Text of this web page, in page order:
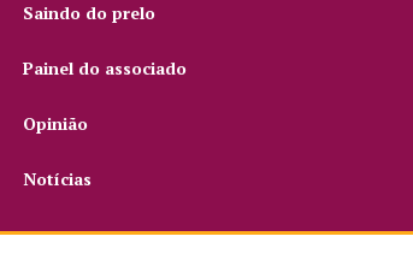
Saindo do prelo
Painel do associado
Opinião
Notícias